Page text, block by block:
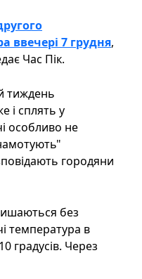
ввечері 7 грудня,
Час Пік.
тиждень
і сплять у
особливо не
городяни
без
температура в
градусів. Через